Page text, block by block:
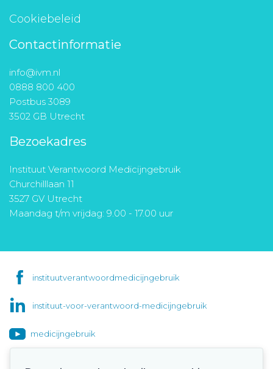
Cookiebeleid
Contactinformatie
info@ivm.nl
0888 800 400
Postbus 3089
3502 GB Utrecht
Bezoekadres
Instituut Verantwoord Medicijngebruik
Churchilllaan 11
3527 GV Utrecht
Maandag t/m vrijdag: 9.00 - 17.00 uur
instituutverantwoordmedicijngebruik
instituut-voor-verantwoord-medicijngebruik
medicijngebruik